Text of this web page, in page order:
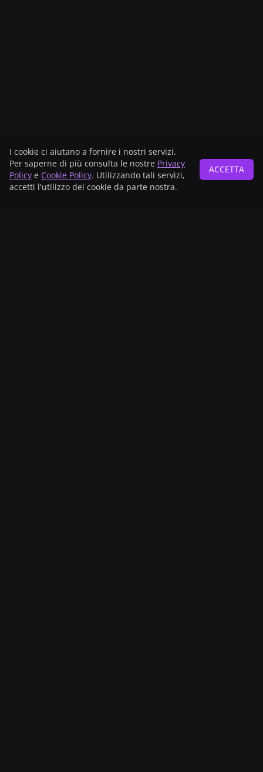
I cookie ci aiutano a fornire i nostri servizi.
Per saperne di più consulta le nostre Privacy
Policy e Cookie Policy. Utilizzando tali servizi,
accetti l'utilizzo dei cookie da parte nostra.
ACCETTA